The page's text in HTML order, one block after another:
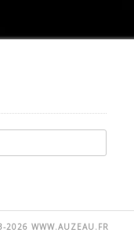
2026 WWW.AUZEAU.FR